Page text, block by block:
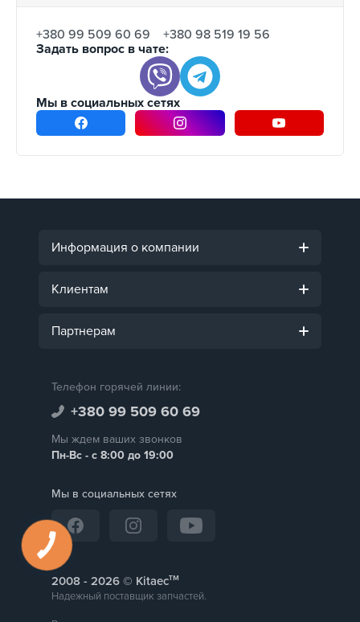
+380 99 509 60 69
+380 98 519 19 56
Задать вопрос в чате:
Мы в социальных сетях
Информация о компании
Клиентам
Партнерам
Телефон горячей линии:
+380 99 509 60 69
Мы ждем ваших звонков
Пн-Вс - с 8:00 до 19:00
Мы в социальных сетях
2008 - © Kitaecтм
Надежный поставщик запчастей.